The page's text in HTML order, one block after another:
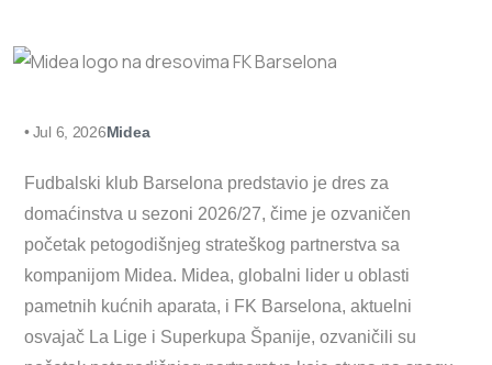
• Jul 6, 2026Midea
Fudbalski klub Barselona predstavio je dres za
domaćinstva u sezoni 2026/27, čime je ozvaničen
početak petogodišnjeg strateškog partnerstva sa
kompanijom Midea. Midea, globalni lider u oblasti
pametnih kućnih aparata, i FK Barselona, aktuelni
osvajač La Lige i Superkupa Španije, ozvaničili su